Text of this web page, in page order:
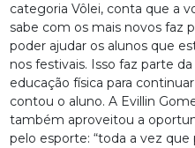
categoria Vôlei, conta que a
sabe com os mais novos faz
poder ajudar os alunos que
nos festivais. Isso faz parte
educação física para
contou o aluno. A Evillin
também aproveitou a
pelo esporte: “toda a vez